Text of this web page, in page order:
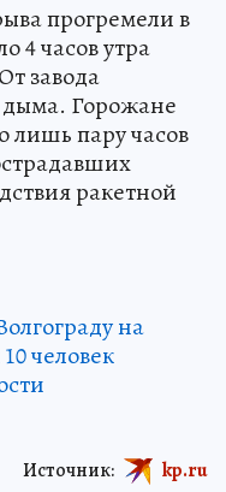
прогремели в
4 часов утра
завода
дыма. Горожане
лишь пару часов
ракетной
на
человек
Источник: kp.ru